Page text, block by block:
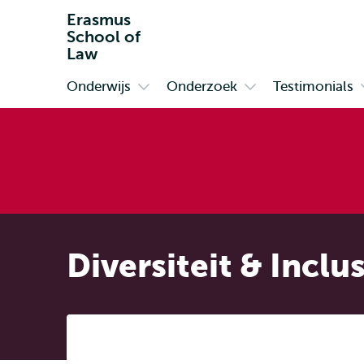
Erasmus
School of
Law
Primair
Onderwijs Onderzoek Testimonials
Diversiteit &